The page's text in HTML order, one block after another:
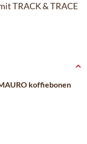
TRACK & TRACE
koffiebonen